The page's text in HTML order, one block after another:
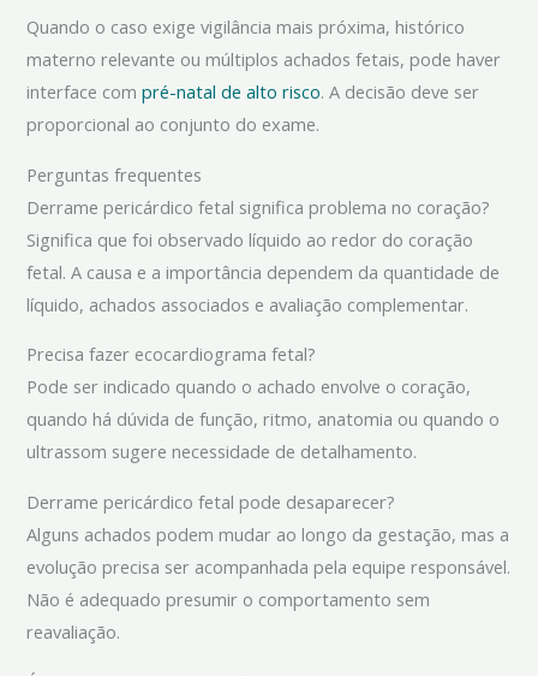
Quando o caso exige vigilância mais próxima, histórico
materno relevante ou múltiplos achados fetais, pode haver
interface compré-natal de alto risco. A decisão deve ser
proporcional ao conjunto do exame.
Perguntas frequentes
Derrame pericárdico fetal significa problema no coração?
Significa que foi observado líquido ao redor do coração
fetal. A causa e a importância dependem da quantidade de
líquido, achados associados e avaliação complementar.
Precisa fazer ecocardiograma fetal?
Pode ser indicado quando o achado envolve o coração,
quando há dúvida de função, ritmo, anatomia ou quando o
ultrassom sugere necessidade de detalhamento.
Derrame pericárdico fetal pode desaparecer?
Alguns achados podem mudar ao longo da gestação, mas a
evolução precisa ser acompanhada pela equipe responsável.
Não é adequado presumir o comportamento sem
reavaliação.